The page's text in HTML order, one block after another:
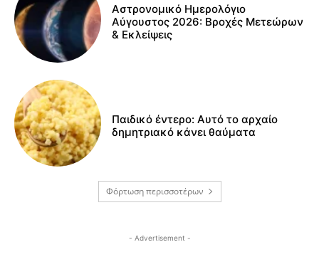
Αστρονομικό Ημερολόγιο
Αύγουστος 2026: Βροχές Μετεώρων
& Εκλείψεις
Παιδικό έντερο: Αυτό το αρχαίο
δημητριακό κάνει θαύματα
Φόρτωση περισσοτέρων
- Advertisement -